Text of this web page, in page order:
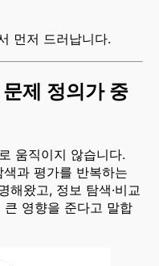
먼저 드러납니다.
제 정의가 중
움직이지 않습니다.
과 평가를 반복하는
해왔고, 정보 탐색·비교
큰 영향을 준다고 말합